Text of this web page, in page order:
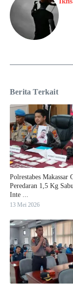
Berita Terkait
Polrestabes Makassar
Peredaran 1,5 Kg
Inte ...
13 Mei 2026